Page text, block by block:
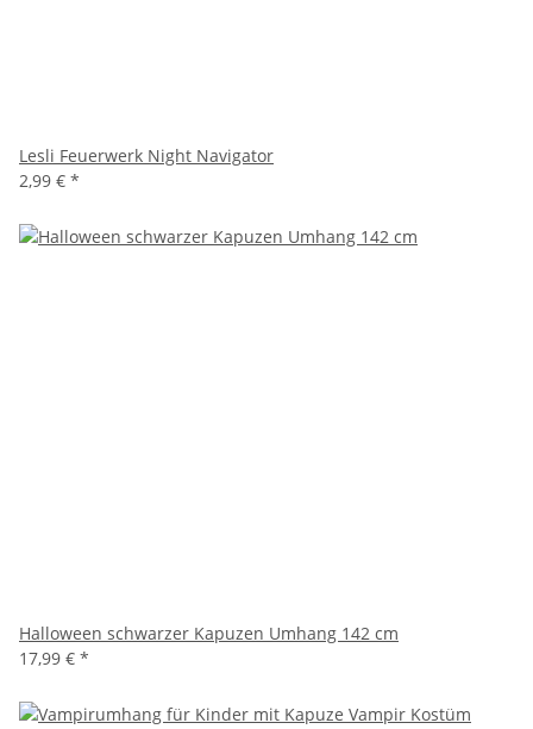
Lesli Feuerwerk Night Navigator
2,99 € *
Halloween schwarzer Kapuzen Umhang 142 cm
17,99 € *